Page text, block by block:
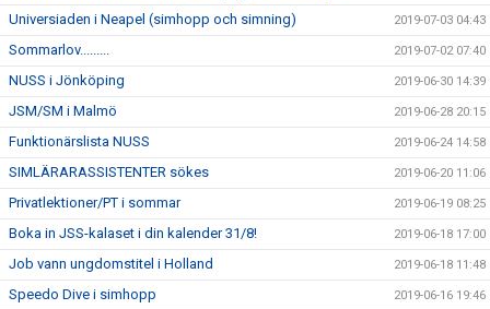
Universiaden i Neapel (simhopp och simning) 2019-07-03 04:43
Sommarlov......... 2019-07-02 07:40
NUSS i Jönköping 2019-06-30 14:39
JSM/SM i Malmö 2019-06-28 20:15
Funktionärslista NUSS 2019-06-24 14:58
SIMLÄRARASSISTENTER sökes 2019-06-20 11:06
Privatlektioner/PT i sommar 2019-06-19 08:25
Boka in JSS-kalaset i din kalender 31/8! 2019-06-18 17:00
Job vann ungdomstitel i Holland 2019-06-18 11:48
Speedo Dive i simhopp 2019-06-16 19:46